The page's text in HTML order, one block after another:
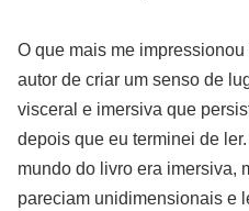
O que mais me
autor de criar um senso de
visceral e imersiva que
depois que eu terminei de
mundo do livro era imersiva,
pareciam unidimensionais e